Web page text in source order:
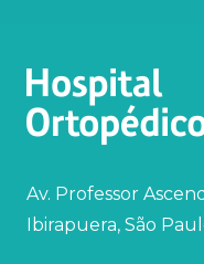
Av. Professor
Ibirapuera, São